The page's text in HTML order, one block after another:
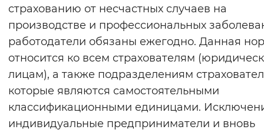
Воспроизвести Остановить
Вернуть стандартные настройки
страхованию от несчастных случаев на
производстве и профессиональных
работодатели обязаны ежегодно. Данная
относится ко всем страхователям
лицам), а также подразделениям
которые являются самостоятельными
классификационными единицами.
индивидуальные предприниматели и вновь